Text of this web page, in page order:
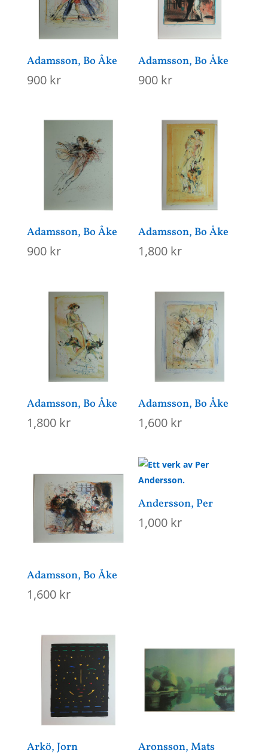
Adamsson, Bo Åke
900 kr
Adamsson, Bo Åke
900 kr
Adamsson, Bo Åke
900 kr
Adamsson, Bo Åke
1,800 kr
Adamsson, Bo Åke
1,800 kr
Adamsson, Bo Åke
1,600 kr
Adamsson, Bo Åke
1,600 kr
Andersson, Per
1,000 kr
Arkö, Jorn Aronsson, Mats